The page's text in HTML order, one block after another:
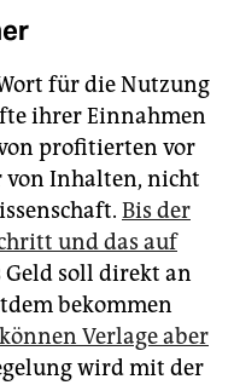
für die Nutzung
ihrer Einnahmen
profitierten vor
von Inhalten, nicht
Bis der
und das auf
Geld soll direkt an
bekommen
Verlage aber
wird mit der